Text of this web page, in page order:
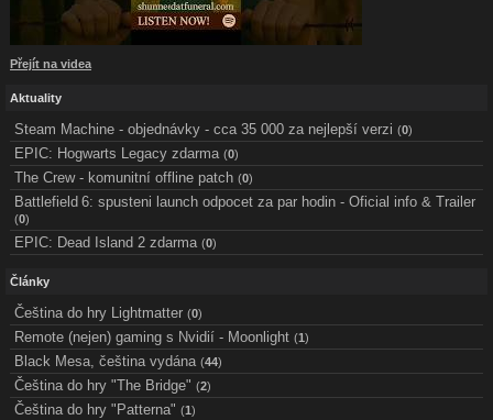
Přejít na videa
Aktuality
Steam Machine - objednávky - cca 35 000 za nejlepší verzi (0)
EPIC: Hogwarts Legacy zdarma (0)
The Crew - komunitní offline patch (0)
Battlefield 6: spusteni launch odpocet za par hodin - Oficial info & Trailer
(0)
EPIC: Dead Island 2 zdarma (0)
Články
Čeština do hry Lightmatter (0)
Remote (nejen) gaming s Nvidií - Moonlight (1)
Black Mesa, čeština vydána (44)
Čeština do hry "The Bridge" (2)
Čeština do hry "Patterna" (1)